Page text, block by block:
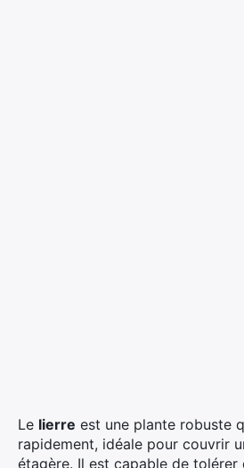
Le lierre est une plante robuste
rapidement, idéale pour couvrir
étagère. Il est capable de tolérer